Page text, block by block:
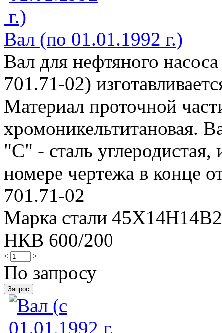
Вал (по 01.01.1992 г.)
Вал для нефтяного
701.71-02)
Материал проточной
хромоникельтитановая.
"С" - сталь углеродистая,
номере чертежа в конце
701.71-02
Марка стали
НКВ 600/200
< >
По запросу